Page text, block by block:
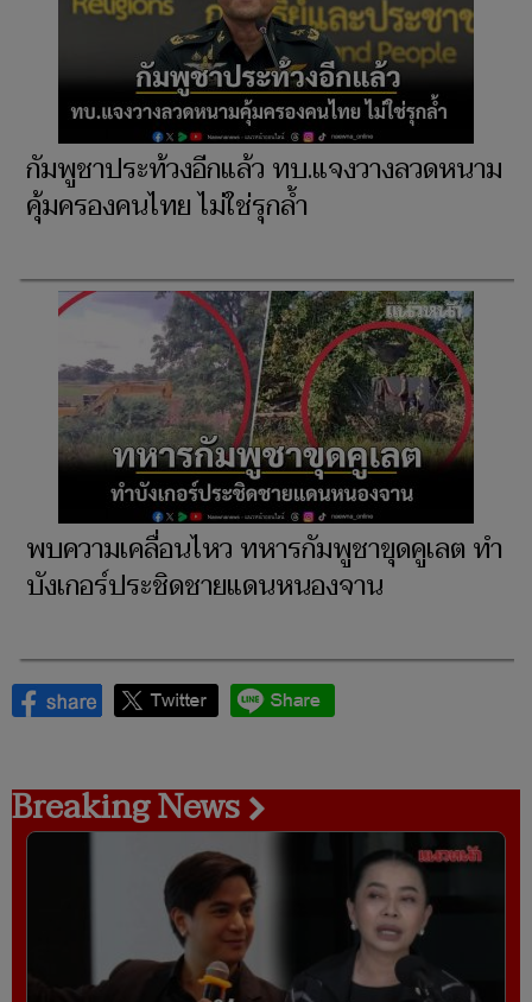
กัมพูชาประท้วงอีกแล้ว ทบ.แจงวางลวดหนาม
คุ้มครองคนไทย ไม่ใช่รุกล้ำ
พบความเคลื่อนไหว ทหารกัมพูชาขุดคูเลต ทำ
บังเกอร์ประชิดชายแดนหนองจาน
Breaking News